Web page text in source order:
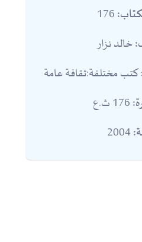
خالد نزار
كتب مختلفة:ثقافة عامة